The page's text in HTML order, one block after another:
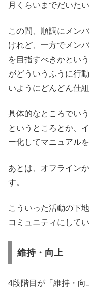
月くらいまでだいた
この間、順調にメン
けれど、一方でメン
を目指すべきかとい
がどういうふうに行
いようにどんどん仕
具体的なところでい
というところとか、
ー化してマニュアル
あとは、オフライン
す。
こういった活動の下
コミュニティにして
維持・向上
4段階目が「維持・向